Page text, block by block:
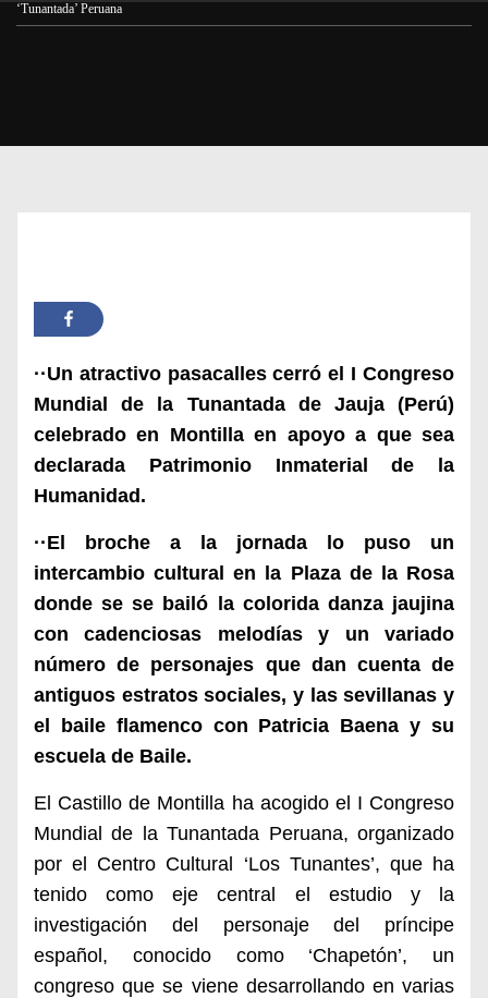
‘Tunantada’ Peruana
··Un atractivo pasacalles cerró el I Congreso
Mundial de la Tunantada de Jauja (Perú)
celebrado en Montilla en apoyo a que sea
declarada Patrimonio Inmaterial de la
Humanidad .
··El broche a la jornada lo puso un
intercambio cultural en la Plaza de la Rosa
donde se se bailó la colorida danza jaujina
concadenciosas melodías y un variado
número de personajes que dan cuenta de
antiguos estratos sociales, y las sevillanas y
el baile flamenco con Patricia Baena y su
escuela de Baile.
El Castillo de Montilla ha acogido el I Congreso
Mundial de la Tunantada Peruana, organizado
por el Centro Cultural ‘Los Tunantes’, que ha
tenido como eje central el estudio y la
investigación del personaje del príncipe
español, conocido como ‘Chapetón’, un
congreso que se viene desarrollando en varias